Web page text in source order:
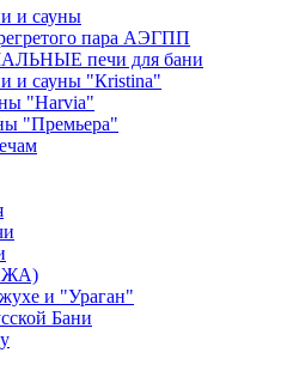
и сауны
пара АЭГПП
печи для бани
и сауны "Кristina"
"Harvia"
"Премьера"
и "Ураган"
Бани